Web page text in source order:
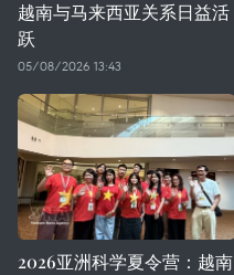
越南与马来西亚关系日益活
跃
05/08/2026 13:43
2026亚洲科学夏令营：越南